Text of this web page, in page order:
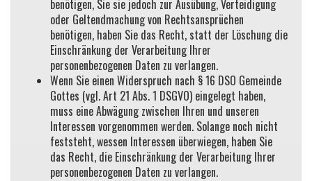
benötigen, Sie sie jedoch zur Ausübung, Verteidigung
oder Geltendmachung von Rechtsansprüchen
benötigen, haben Sie das Recht, statt der Löschung die
Einschränkung der Verarbeitung Ihrer
personenbezogenen Daten zu verlangen.
Wenn Sie einen Widerspruch nach § 16 DSO Gemeinde
Gottes (vgl. Art 21 Abs. 1 DSGVO) eingelegt haben,
muss eine Abwägung zwischen Ihren und unseren
Interessen vorgenommen werden. Solange noch nicht
feststeht, wessen Interessen überwiegen, haben Sie
das Recht, die Einschränkung der Verarbeitung Ihrer
personenbezogenen Daten zu verlangen.